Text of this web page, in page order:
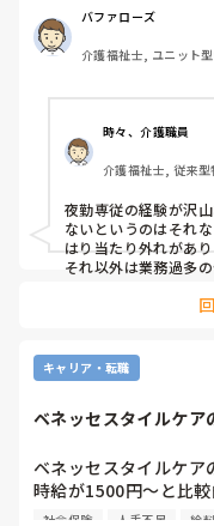
目的にしぼっていくべ
てるわけです。見殺
幇助であり、殺人です
そうすると、重度心
成制度もいらないと
と戦っていることす
いるだけで社会的な
看取りケアに関して
親は苦しみながら死
ならないのか。眠る
はないのか」と考え
を高める、生きる権
少しでも長く生きる
ないことを選択する
する権利がないから
援者の判断で終わら
って給付制限を厳し
の文化的な生活を奪
理由は、歯科で、虫歯
ない状態です。家賃、
特別養護老人ホーム
面接で、夜勤専従で
夜勤専従で働いてる
月10回ぐらい、社会
バファローズ
介護福祉士, ユニット
時々、介護職員
介護福祉士, 従来
夜勤専従の経験が沢
ないというのはそれ
はり当たり外れがあ
それ以外は業務過多
キャリア・転職
ベネッセスタイルケア
ベネッセスタイルケア
時給が1500円〜と比
ない時がありますか？
社会保険 人手不足 給料